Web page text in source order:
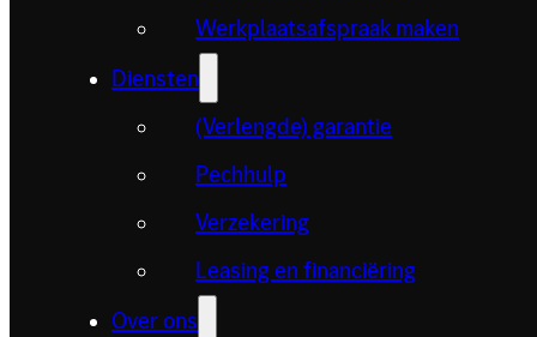
Werkplaatsafspraak maken
Diensten
(Verlengde) garantie
Pechhulp
Verzekering
Leasing en financiëring
Over ons